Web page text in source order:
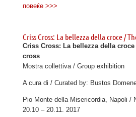
повеќе >>>
Criss Cross: La bellezza della croce /
Criss Cross: La bellezza della
cross
Mostra collettiva / Group exhibition
A cura di / Curated by: Bustos
Pio Monte della Misericordia, Napoli /
20.10 – 20.11. 2017